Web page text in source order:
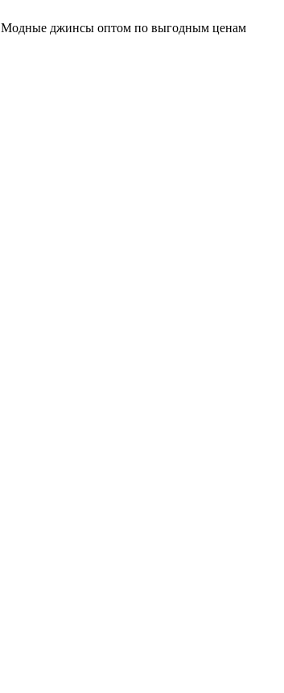
Модные джинсы оптом по выгодным ценам